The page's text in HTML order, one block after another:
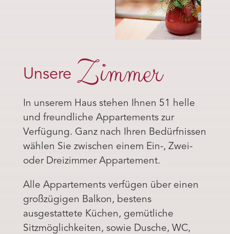
Unsere Zimmer
In unserem Haus stehen Ihnen 51 helle
und freundliche Appartements zur
Verfügung. Ganz nach Ihren Bedürfnissen
wählen Sie zwischen einem Ein-, Zwei-
oder Dreizimmer Appartement.
Alle Appartements verfügen über einen
großzügigen Balkon, bestens
ausgestattete Küchen, gemütliche
Sitzmöglichkeiten, sowie Dusche, WC,